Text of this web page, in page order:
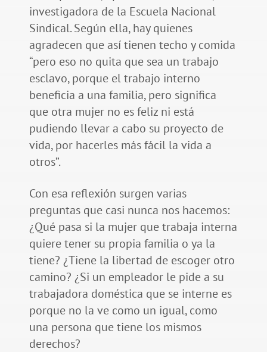
investigadora de la Escuela Nacional
Sindical. Según ella, hay quienes
agradecen que así tienen techo y comida
“pero eso no quita que sea un trabajo
esclavo, porque el trabajo interno
beneficia a una familia, pero significa
que otra mujer no es feliz ni está
pudiendo llevar a cabo su proyecto de
vida, por hacerles más fácil la vida a
otros”.
Con esa reflexión surgen varias
preguntas que casi nunca nos hacemos:
¿Qué pasa si la mujer que trabaja interna
quiere tener su propia familia o ya la
tiene? ¿Tiene la libertad de escoger otro
camino? ¿Si un empleador le pide a su
trabajadora doméstica que se interne es
porque no la ve como un igual, como
una persona que tiene los mismos
derechos?